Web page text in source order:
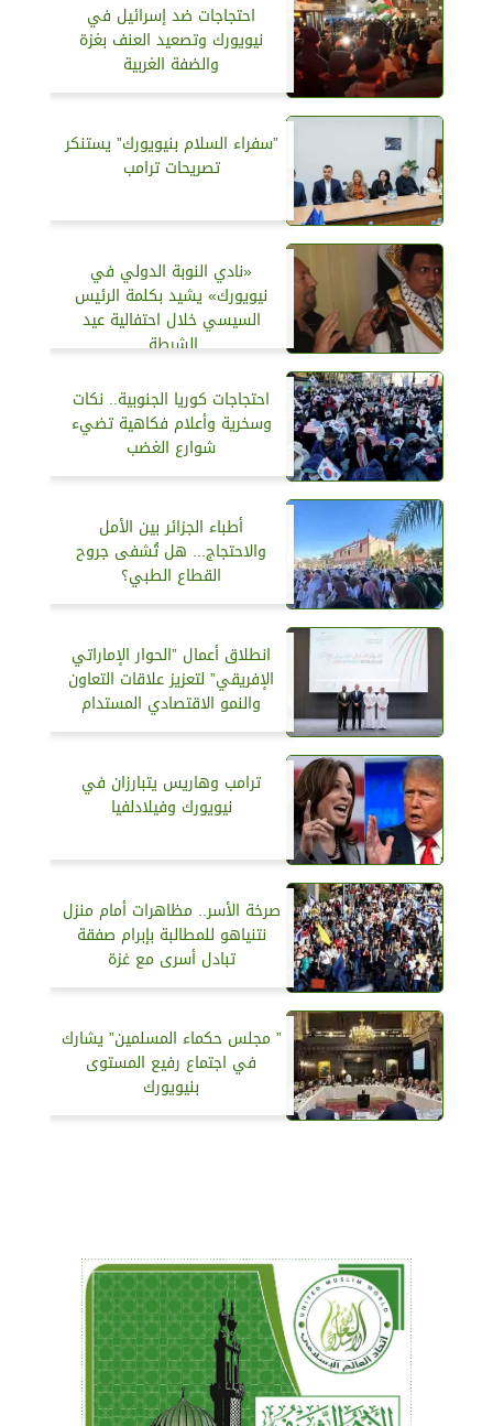
احتجاجات ضد إسرائيل في
نيويورك وتصعيد العنف بغزة
والضفة الغربية
”سفراء السلام بنيويورك” يستنكر
تصريحات ترامب
«نادي النوبة الدولي في
نيويورك» يشيد بكلمة الرئيس
السيسي خلال احتفالية عيد
الشرطة.
احتجاجات كوريا الجنوبية.. نكات
وسخرية وأعلام فكاهية تضيء
شوارع الغضب
أطباء الجزائر بين الأمل
والاحتجاج... هل تُشفى جروح
القطاع الطبي؟
انطلاق أعمال ”الحوار الإماراتي
الإفريقي” لتعزيز علاقات التعاون
والنمو الاقتصادي المستدام
ترامب وهاريس يتبارزان في
نيويورك وفيلادلفيا
صرخة الأسر.. مظاهرات أمام منزل
نتنياهو للمطالبة بإبرام صفقة
تبادل أسرى مع غزة
” مجلس حكماء المسلمين” يشارك
في اجتماع رفيع المستوى
بنيويورك